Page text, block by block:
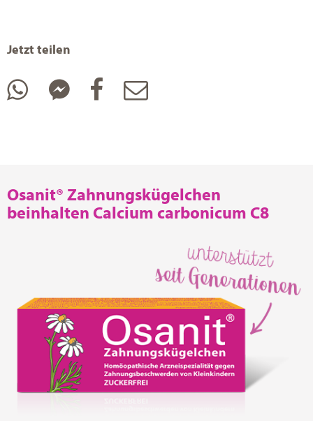
Jetzt teilen
Osanit® Zahnungskügelchen
beinhalten Calcium carbonicum C8